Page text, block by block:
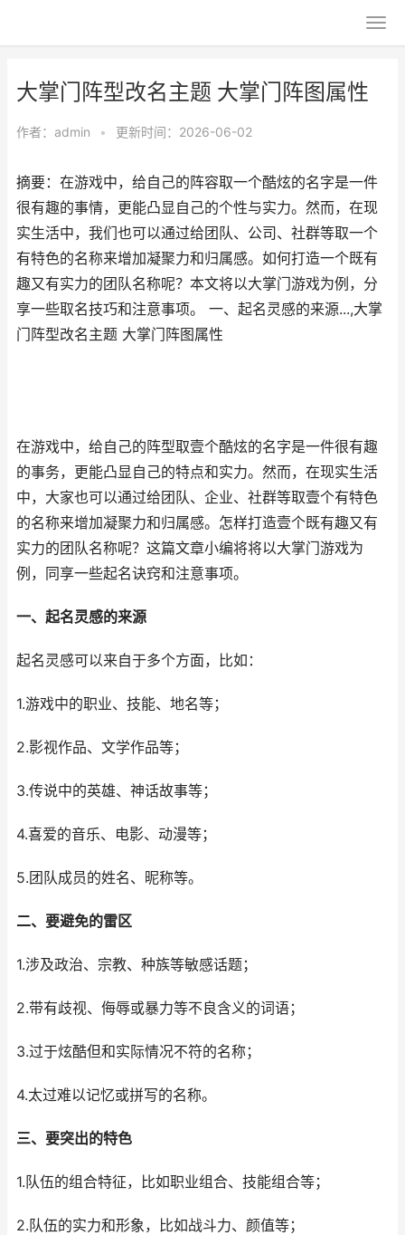
大掌门阵型改名主题 大掌门阵图属性
作者： admin • 更新时间：2026-06-02
摘要：在游戏中，给自己的阵容取一个酷炫的名字是一件
很有趣的事情，更能凸显自己的个性与实力。然而，在现
实生活中，我们也可以通过给团队、公司、社群等取一个
有特色的名称来增加凝聚力和归属感。如何打造一个既有
趣又有实力的团队名称呢？本文将以大掌门游戏为例，分
享一些取名技巧和注意事项。 一、起名灵感的来源...,大掌
门阵型改名主题 大掌门阵图属性
在游戏中，给自己的阵型取壹个酷炫的名字是一件很有趣
的事务，更能凸显自己的特点和实力。然而，在现实生活
中，大家也可以通过给团队、企业、社群等取壹个有特色
的名称来增加凝聚力和归属感。怎样打造壹个既有趣又有
实力的团队名称呢？这篇文章小编将将以大掌门游戏为
例，同享一些起名诀窍和注意事项。
一、起名灵感的来源
起名灵感可以来自于多个方面，比如：
1.游戏中的职业、技能、地名等；
2.影视作品、文学作品等；
3.传说中的英雄、神话故事等；
4.喜爱的音乐、电影、动漫等；
5.团队成员的姓名、昵称等。
二、要避免的雷区
1.涉及政治、宗教、种族等敏感话题；
2.带有歧视、侮辱或暴力等不良含义的词语；
3.过于炫酷但和实际情况不符的名称；
4.太过难以记忆或拼写的名称。
三、要突出的特色
1.队伍的组合特征，比如职业组合、技能组合等；
2.队伍的实力和形象，比如战斗力、颜值等；